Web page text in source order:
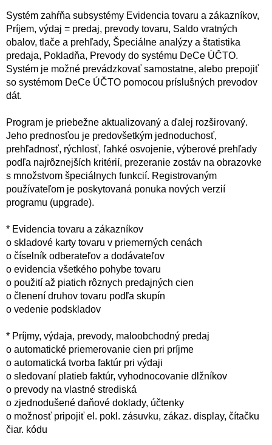
Systém zahŕňa subsystémy Evidencia tovaru a zákazníkov,
Príjem, výdaj = predaj, prevody tovaru, Saldo vratných
obalov, tlače a prehľady, Špeciálne analýzy a štatistika
predaja, Pokladňa, Prevody do systému DeCe ÚČTO.
Systém je možné prevádzkovať samostatne, alebo prepojiť
so systémom DeCe ÚČTO pomocou príslušných prevodov
dát.
Program je priebežne aktualizovaný a ďalej rozširovaný.
Jeho prednosťou je predovšetkým jednoduchosť,
prehľadnosť, rýchlosť, ľahké osvojenie, výberové prehľady
podľa najrôznejších kritérií, prezeranie zostáv na obrazovke
s množstvom špeciálnych funkcií. Registrovaným
používateľom je poskytovaná ponuka nových verzií
programu (upgrade).
* Evidencia tovaru a zákazníkov
o skladové karty tovaru v priemerných cenách
o číselník odberateľov a dodávateľov
o evidencia všetkého pohybe tovaru
o použití až piatich rôznych predajných cien
o členení druhov tovaru podľa skupín
o vedenie podskladov
* Príjmy, výdaja, prevody, maloobchodný predaj
o automatické priemerovanie cien pri príjme
o automatická tvorba faktúr pri výdaji
o sledovaní platieb faktúr, vyhodnocovanie dlžníkov
o prevody na vlastné strediská
o zjednodušené daňové doklady, účtenky
o možnosť pripojiť el. pokl. zásuvku, zákaz. display, čítačku
čiar. kódu